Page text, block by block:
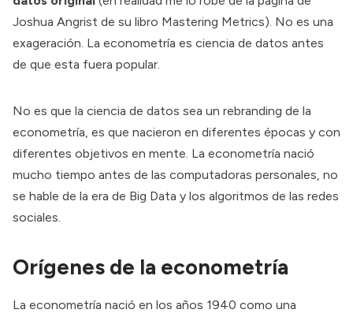
Joshua Angrist de su libro Mastering Metrics). No es una
exageración. La econometría es ciencia de datos antes
de que esta fuera popular.
No es que la ciencia de datos sea un rebranding de la
econometría, es que nacieron en diferentes épocas y con
diferentes objetivos en mente. La econometría nació
mucho tiempo antes de las computadoras personales, no
se hable de la era de Big Data y los algoritmos de las redes
sociales.
Orígenes de la econometría
La econometría nació en los años 1940 como una